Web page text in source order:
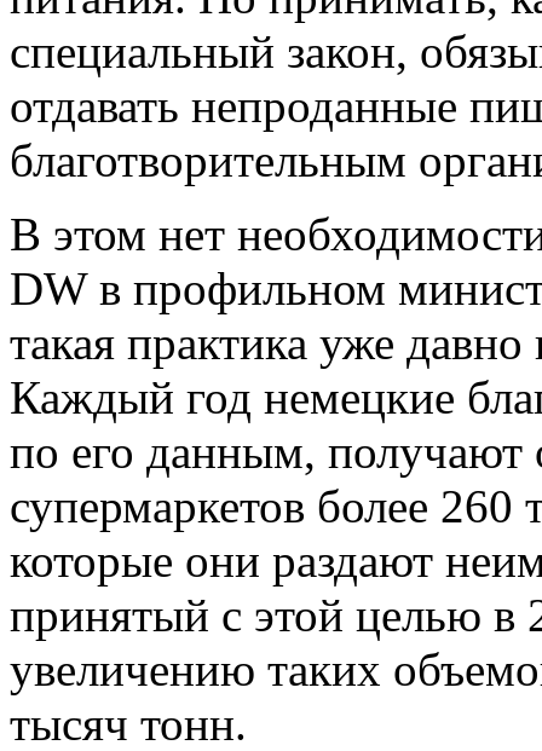
специальный закон,
отдавать непроданные
благотворительным
В этом нет
DW в профильном
такая практика уже
Каждый год немецкие
по его данным, получают
супермаркетов более
которые они раздают
принятый с этой целью в
увеличению таких
тысяч тонн.